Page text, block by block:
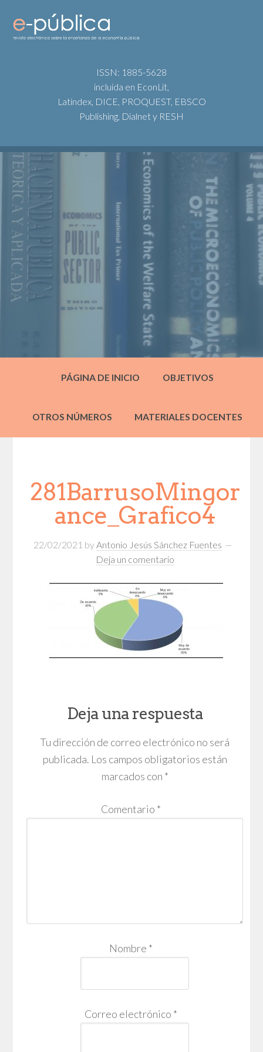
ISSN: 1885-5628
incluida en EconLit,
Latindex, DICE, PROQUEST, EBSCO
Publishing, Dialnet y RESH
PÁGINA DE INICIO OBJETIVOS
OTROS NÚMEROS MATERIALES DOCENTES
281BarrusoMingor
ance_Grafico4
22/02/2021 by Antonio Jesús Sánchez Fuentes
Deja un comentario
Deja una respuesta
Tu dirección de correo electrónico no será
publicada. Los campos obligatorios están
marcados con *
Comentario *
Nombre *
Correo electrónico *